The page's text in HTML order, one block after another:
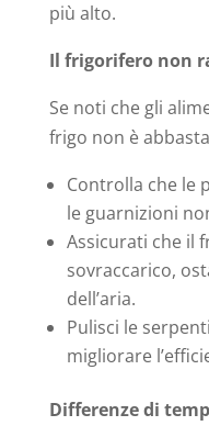
più alto.
Il frigorifero non
Se noti che gli
frigo non è
Controlla che le
le guarnizioni
Assicurati che il
sovraccarico,
dell’aria.
Pulisci le
migliorare
Differenze di